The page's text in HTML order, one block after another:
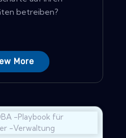
betreiben?
More